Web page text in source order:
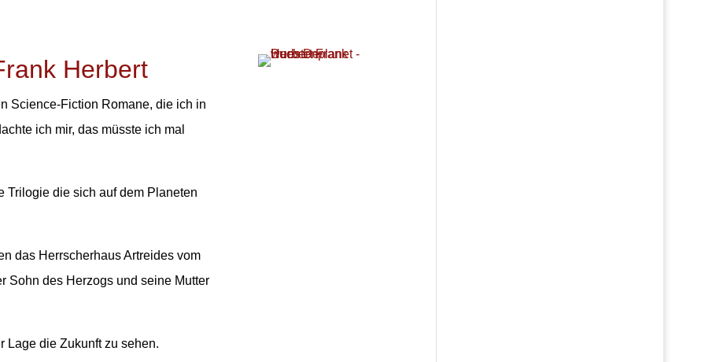
Herbert
Science-Fiction Romane, die ich in
ich mir, das müsste ich mal
Trilogie die sich auf dem Planeten
das Herrscherhaus Artreides vom
Sohn des Herzogs und seine Mutter
Lage die Zukunft zu sehen.